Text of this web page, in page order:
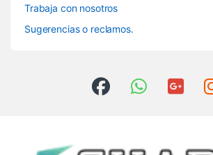
Trabaja con nosotros
Sugerencias o reclamos.